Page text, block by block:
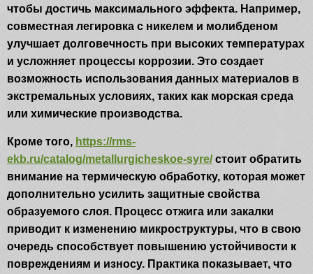
чтобы достичь максимального эффекта. Например,
совместная легировка с никелем и молибденом
улучшает долговечность при высоких температурах
и усложняет процессы коррозии. Это создает
возможность использования данных материалов в
экстремальных условиях, таких как морская среда
или химические производства.
Кроме того, https://rms-
ekb.ru/catalog/metallurgicheskoe-syre/стоит обратить
внимание на термическую обработку, которая может
дополнительно усилить защитные свойства
образуемого слоя. Процесс отжига или закалки
приводит к изменению микроструктуры, что в свою
очередь способствует повышению устойчивости к
повреждениям и износу. Практика показывает, что